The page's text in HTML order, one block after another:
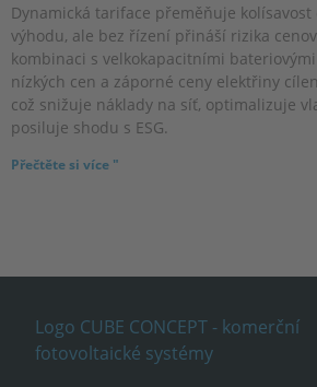
Dynamická tariface přeměňuje
výhodu, ale bez řízení přináší rizika
kombinaci s velkokapacitními
nízkých cen a záporné ceny elektřiny
což snižuje náklady na síť, optimalizuje
posiluje shodu s ESG.
Přečtěte si více "